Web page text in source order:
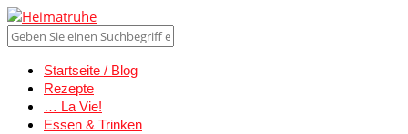
Startseite / Blog
Rezepte
… La Vie!
Essen & Trinken